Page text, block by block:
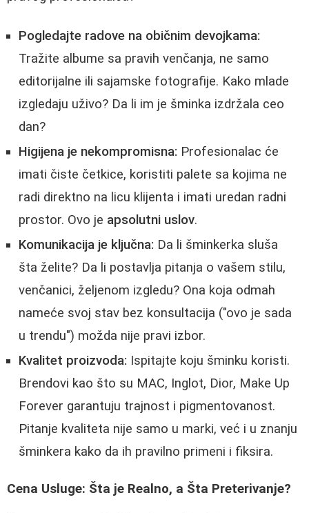
Pogledajte radove na običnim devojkama:
Tražite albume sa pravih venčanja, ne samo
editorijalne ili sajamske fotografije. Kako mlade
izgledaju uživo? Da li im je šminka izdržala ceo
dan?
Higijena je nekompromisna: Profesionalac će
imati čiste četkice, koristiti palete sa kojima ne
radi direktno na licu klijenta i imati uredan radni
prostor. Ovo je apsolutni uslov.
Komunikacija je ključna: Da li šminkerka sluša
šta želite? Da li postavlja pitanja o vašem stilu,
venčanici, željenom izgledu? Ona koja odmah
nameće svoj stav bez konsultacija ("ovo je sada
u trendu") možda nije pravi izbor.
Kvalitet proizvoda: Ispitajte koju šminku koristi.
Brendovi kao što su MAC, Inglot, Dior, Make Up
Forever garantuju trajnost i pigmentovanost.
Pitanje kvaliteta nije samo u marki, već i u znanju
šminkera kako da ih pravilno primeni i fiksira.
Cena Usluge: Šta je Realno, a Šta Preterivanje?